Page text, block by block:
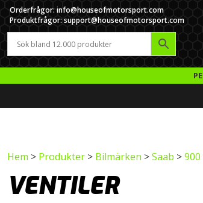
Orderfrågor: info@houseofmotorsport.com
Produktfrågor: support@houseofmotorsport.com
Hem > Produkter > Bilmärken >Saab >900
VENTILER